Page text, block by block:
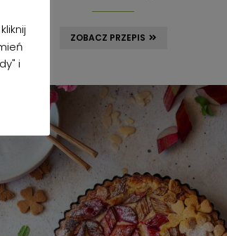
ZOBACZ PRZEPIS
i